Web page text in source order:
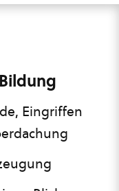
Eingriffen